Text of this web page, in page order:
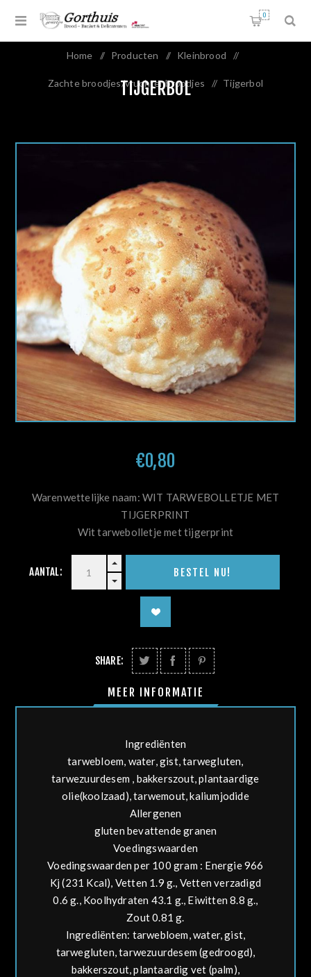
0
Home / Producten / Kleinbrood /
Zachte broodjes/vruchtenbroodjes / Tijgerbol
TIJGERBOL
€0,80
Warenwettelijke naam: WIT TARWEBOLLETJE MET
TIJGERPRINT
Wit tarwebolletje met tijgerprint
AANTAL:
SHARE:
MEER INFORMATIE
Ingrediënten
tarwebloem, water, gist,tarwegluten,
tarwezuurdesem , bakkerszout, plantaardige
olie(koolzaad),tarwemout, kaliumjodide
Allergenen
gluten bevattende granen
Voedingswaarden
Voedingswaarden per 100 gram : Energie 966
Kj (231 Kcal), Vetten 1.9 g., Vetten verzadigd
0.6 g., Koolhydraten 43.1 g., Eiwitten 8.8 g.,
Zout 0.81 g.
Ingrediënten: tarwebloem, water, gist,
tarwegluten,tarwezuurdesem (gedroogd),
bakkerszout, plantaardig vet (palm),